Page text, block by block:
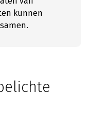
kunnen